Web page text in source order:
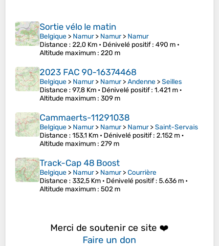
Sortie vélo le matin
Belgique > Namur> Namur> Namur
Distance : 22,0 Km • Dénivelé positif: 490 m •
Altitude maximum : 220 m
2023 FAC 90-16374468
Belgique > Namur> Namur>Andenne >Seilles
Distance : 97,8 Km • Dénivelé positif: 1.421 m •
Altitude maximum : 309 m
Cammaerts-11291038
Belgique > Namur> Namur> Namur>Saint-Servais
Distance : 153,1 Km • Dénivelé positif: 2.152 m •
Altitude maximum : 279 m
Track-Cap 48 Boost
Belgique > Namur> Namur>Courrière
Distance : 332,5 Km • Dénivelé positif: 5.636 m •
Altitude maximum : 502 m
Merci de soutenir ce site ❤️
Faire un don